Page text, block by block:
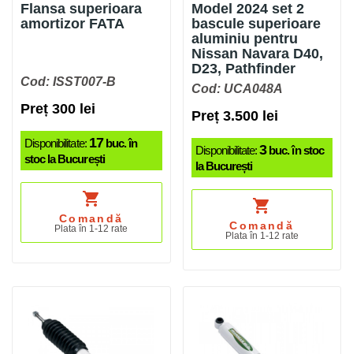
Flansa superioara
amortizor FATA
Cod: ISST007-B
Preț 300 lei
Disponibilitate: 17buc. în
stoc la București
shopping_cart
Comandă
Plata în 1-12 rate
Model 2024 set 2
bascule superioare
aluminiu pentru
Nissan Navara D40,
D23, Pathfinder
Cod: UCA048A
Preț 3.500 lei
Disponibilitate:3buc. în stoc
la București
shopping_cart
Comandă
Plata în 1-12 rate